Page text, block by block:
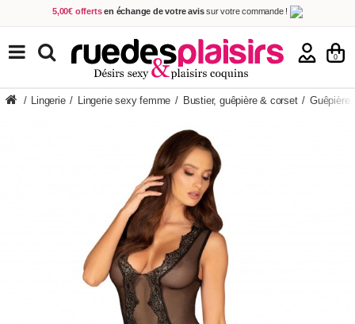
5,00€ offerts en échange de votre avissur votre commande !
Achetez aujourd'hui. Décidez quand payer !
Livraison en 48h
au prix de 2,90 € ! (Offerte dès 69,00€ d'achat)
0
TOUS NOS PRODUITS
/ Lingerie / Lingerie sexy femme / Bustier, guêpière & corset / Guêpière